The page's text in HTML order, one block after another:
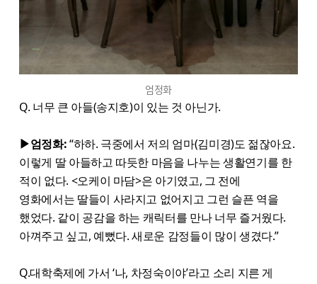
엄정화
Q. 너무 큰 아들(송지호)이 있는 것 아닌가.
▶엄정화:“하하. 극중에서 저의 엄마(김미경)도 젊잖아요.
이렇게 딸 아들하고 따듯한 마음을 나누는 생활연기를 한
적이 없다. <오케이 마담>은 아기였고, 그 전에
영화에서는 딸들이 사라지고 없어지고 그런 슬픈 역을
했었다. 같이 공감을 하는 캐릭터를 만나 너무 즐거웠다.
아껴주고 싶고, 예뻤다. 새로운 감정들이 많이 생겼다.”
Q.대학축제에 가서 ‘나, 차정숙이야’라고 소리 지른 게